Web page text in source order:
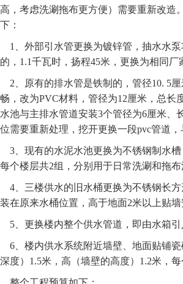
高，考虑洗涮拖布更方便）需要重新改造
下：
1、外部引水管更换为镀锌管，抽水水
的，1.1千瓦时，扬程45米，更换为相同
2、原有的排水管是铁制的，管径10. 5
畅，改为PVC材料，管径为12厘米，总长
水池与主排水管道安装3个管径为6厘米、
位需要重新处理，挖开更换一段pvc管道
3、现有的水泥水池更换为不锈钢制水槽
每个楼层共2组，分别用于日常洗涮和拖布
4、三楼供水的旧水桶更换为不锈钢长方
装在原来水桶位置，高于地面2米以上贴墙
5、更换楼内整个供水管道，即由水箱
6、楼内供水系统附近墙壁、地面贴铺
深度）1.5米，高（墙壁的高度）1.2米，